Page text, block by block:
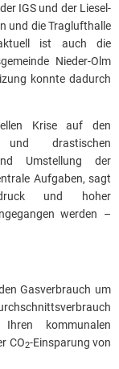
IGS und der Liesel-
und die Traglufthalle
ist auch die
Nieder-Olm
konnte dadurch
Krise auf den
und drastischen
Umstellung der
Aufgaben, sagt
und hoher
werden –
Gasverbrauch um
kommunalen
CO2-Einsparung von